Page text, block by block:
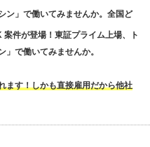
ン」で働いてみませんか。全国ど
件が登場！東証プライム上場、ト
で働いてみませんか。
ます！しかも直接雇用だから他社